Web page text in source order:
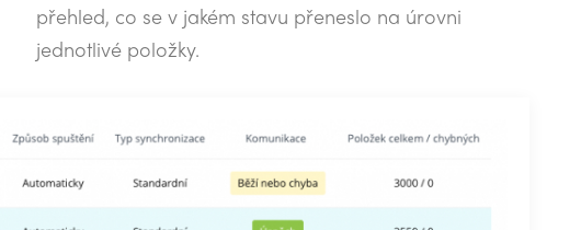
přehled, co se v jakém stavu přeneslo na úrovni
jednotlivé položky.